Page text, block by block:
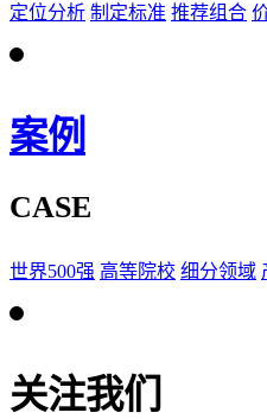
定位分析 制定标准 推荐组合
案例
CASE
世界500强 高等院校 细分领域
关注我们